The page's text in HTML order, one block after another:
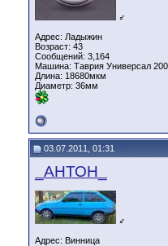
♂
Адрес: Ладыжин
Возраст: 43
Сообщений: 3,164
Машина: Таврия Универсал
Длина: 18680мкм
Диаметр: 36мм
03.07.2011, 01:31
_АНТОН_
♂
Адрес: Винница